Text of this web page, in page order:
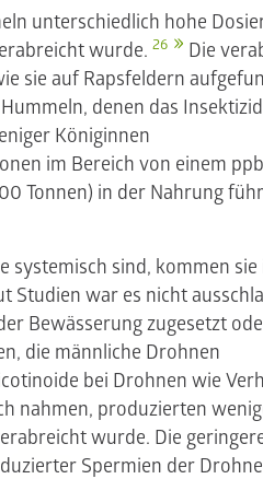
unterschiedlich hohe
wurde. 26
Die
sie auf Rapsfeldern
denen das
Königinnen
im Bereich von einem
Tonnen) in der Nahrung
systemisch sind, kommen
Studien war es nicht
Bewässerung zugesetzt
die männliche Drohnen
bei Drohnen wie
nahmen, produzierten
wurde. Die
Spermien der